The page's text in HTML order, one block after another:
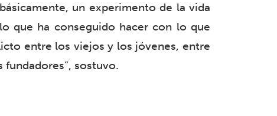
un experimento de la vida
que ha conseguido hacer con lo que
entre los viejos y los jóvenes, entre
sostuvo.